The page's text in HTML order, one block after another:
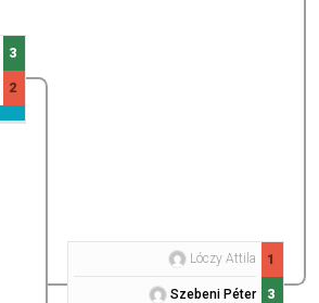
3
2
Lóczy Attila
Szebeni Péter
1
3